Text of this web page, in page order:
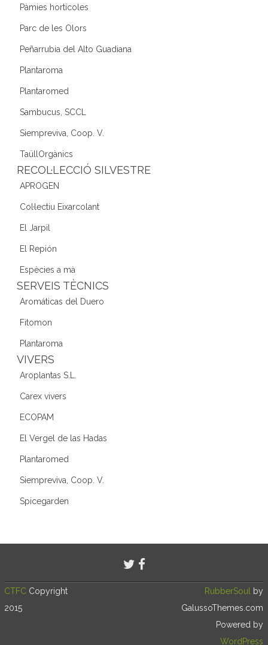
Pàmies hortícoles
Parc de les Olors
Peñarrubia del Alto Guadiana
Plantaroma
Plantaromed
Sambucus, SCCL
Siempreviva, Coop. V.
TaüllOrgànics
RECOL·LECCIÓ SILVESTRE
APROGEN
Col·lectiu Eixarcolant
El Jarpil
El Repión
Espècies a mà
SERVEIS TÈCNICS
Aromáticas del Duero
Fitomon
Plantaroma
VIVERS
Aroplantas S.L.
Carex vivers
ECOPAM
El Vergel de las Hadas
Plantaromed
Siempreviva, Coop. V.
Spicegarden
CTFC Copyright
2015
RubberSoul
by
GalussoThemes.com
Powered by
WordPress